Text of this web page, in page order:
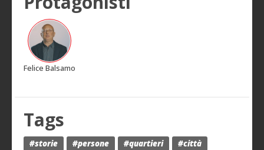
Felice Balsamo
Tags
#storie #persone #quartieri
#città